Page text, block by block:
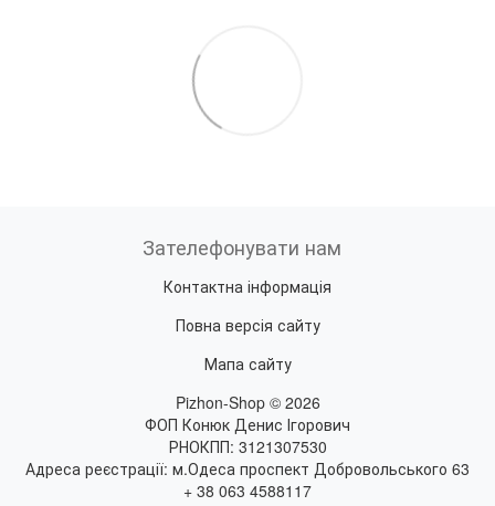
Зателефонувати нам
Контактна інформація
Повна версія сайту
Мапа сайту
Pizhon-Shop © 2026
ФОП Конюк Денис Ігорович
РНОКПП: 3121307530
Адреса реєстрації: м.Одеса проспект Добровольського 63
+ 38 063 4588117